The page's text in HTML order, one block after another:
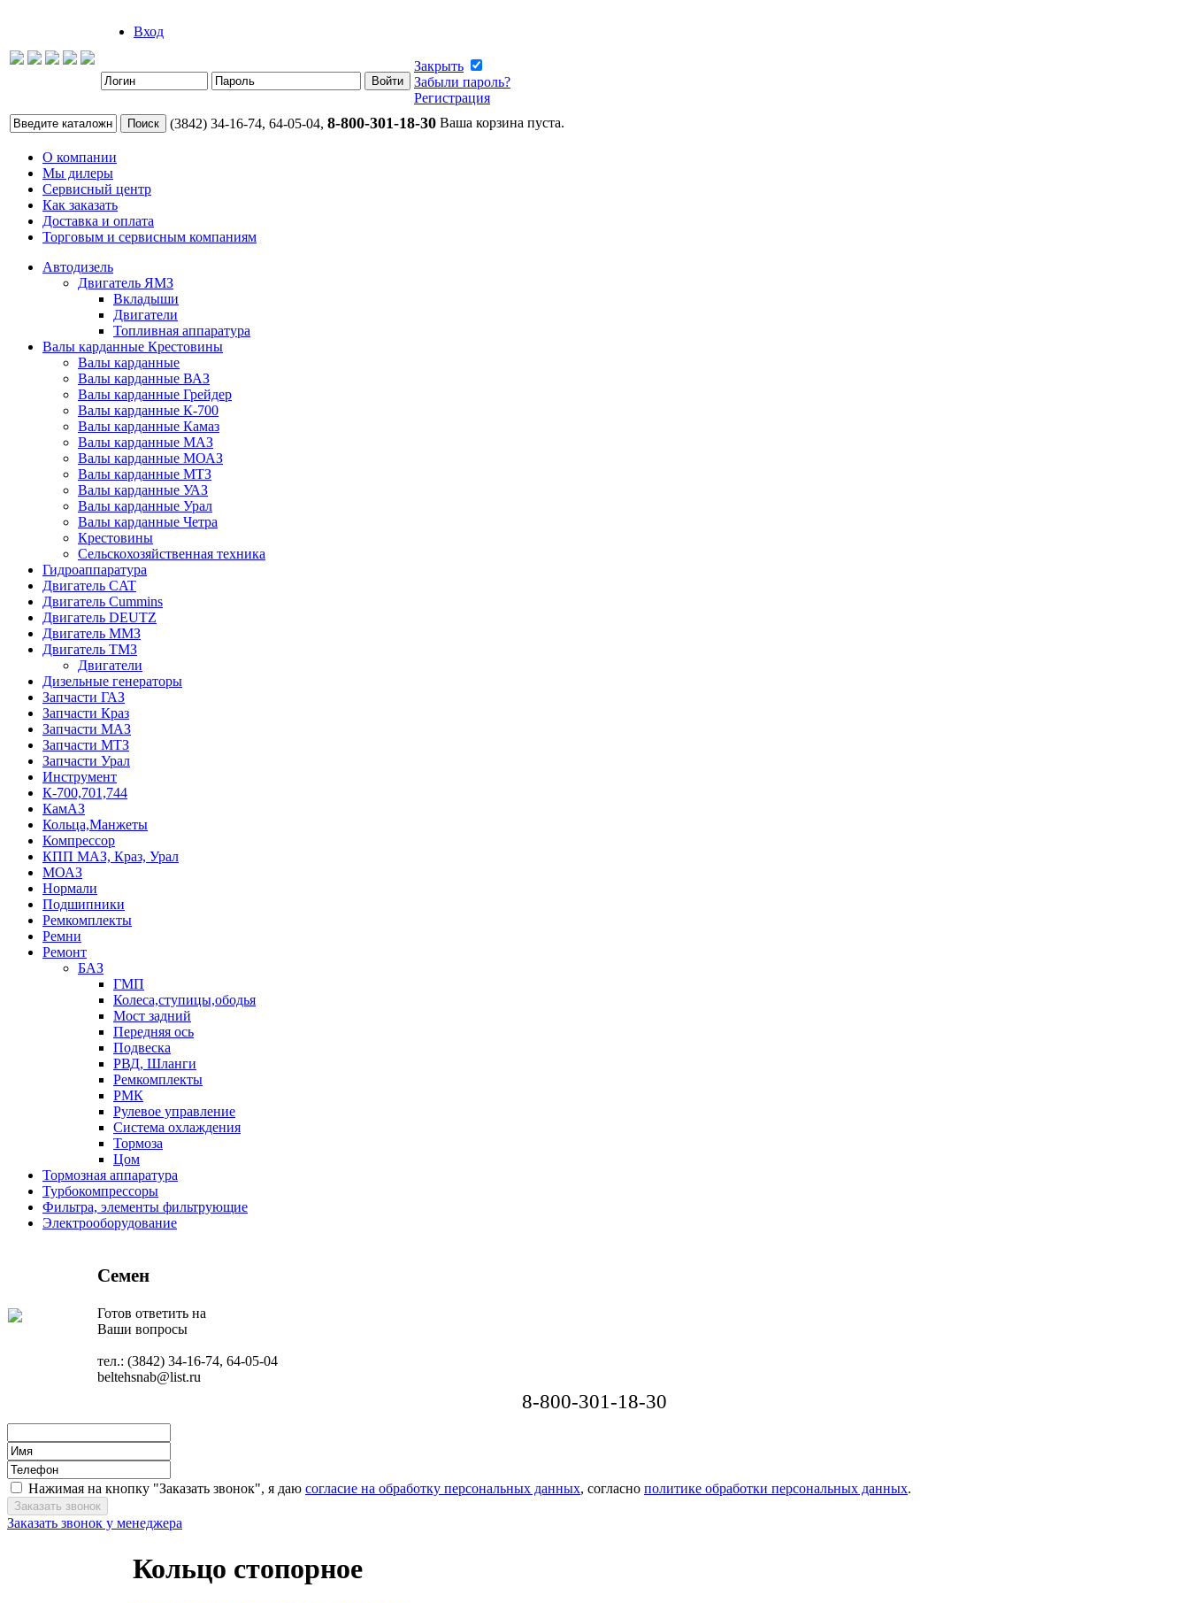
Вход
Закрыть
Забыли пароль?
Регистрация
(3842) 34-16-74, 64-05-04, 8-800-301-18-30 Ваша корзина пуста.
О компании
Мы дилеры
Сервисный центр
Как заказать
Доставка и оплата
Торговым и сервисным компаниям
Автодизель
Двигатель ЯМЗ
Вкладыши
Двигатели
Топливная аппаратура
Валы карданные Крестовины
Валы карданные
Валы карданные ВАЗ
Валы карданные Грейдер
Валы карданные К-700
Валы карданные Камаз
Валы карданные МАЗ
Валы карданные МОАЗ
Валы карданные МТЗ
Валы карданные УАЗ
Валы карданные Урал
Валы карданные Четра
Крестовины
Сельскохозяйственная техника
Гидроаппаратура
Двигатель CAT
Двигатель Cummins
Двигатель DEUTZ
Двигатель ММЗ
Двигатель ТМЗ
Двигатели
Дизельные генераторы
Запчасти ГАЗ
Запчасти Краз
Запчасти МАЗ
Запчасти МТЗ
Запчасти Урал
Инструмент
К-700,701,744
КамАЗ
Кольца,Манжеты
Компрессор
КПП МАЗ, Краз, Урал
МОАЗ
Нормали
Подшипники
Ремкомплекты
Ремни
Ремонт
БАЗ
ГМП
Колеса,ступицы,ободья
Мост задний
Передняя ось
Подвеска
РВД, Шланги
Ремкомплекты
РМК
Рулевое управление
Система охлаждения
Тормоза
Цом
Тормозная аппаратура
Турбокомпрессоры
Фильтра, элементы фильтрующие
Электрооборудование
Семен
Готов ответить на
Ваши вопросы
тел.: (3842) 34-16-74, 64-05-04
beltehsnab@list.ru
8-800-301-18-30
Нажимая на кнопку "Заказать звонок", я даю согласие на обработку персональных данных, согласно политике обработки персональных данных.
Заказать звонок у менеджера
Кольцо стопорное